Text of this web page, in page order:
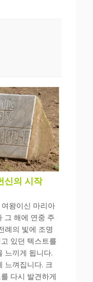
신의 시작
왕이신 마리아
그 해에 연중 주
례의 빛에 조명
있던 텍스트를
느끼게 됩니다.
느껴집니다. 크
다시 발견하게